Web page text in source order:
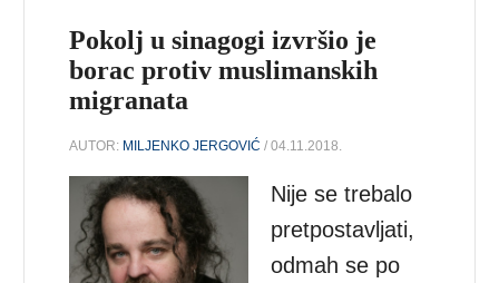
Pokolj u sinagogi izvršio je
borac protiv muslimanskih
migranata
AUTOR: MILJENKO JERGOVIĆ / 04.11.2018.
Nije se trebalo
pretpostavljati,
odmah se po